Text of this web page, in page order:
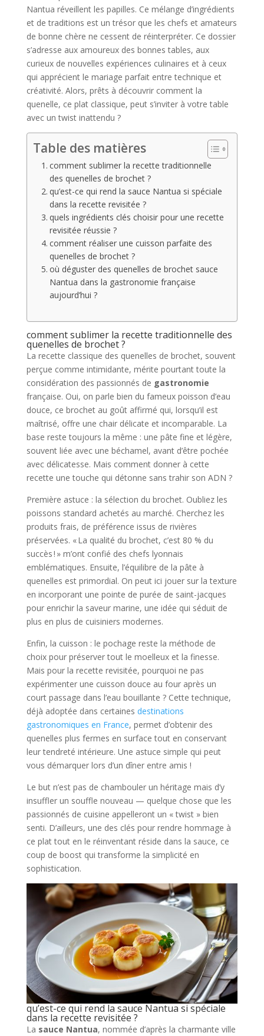
Nantua réveillent les papilles. Ce mélange d’ingrédients
et de traditions est un trésor que les chefs et amateurs
de bonne chère ne cessent de réinterpréter. Ce dossier
s’adresse aux amoureux des bonnes tables, aux
curieux de nouvelles expériences culinaires et à ceux
qui apprécient le mariage parfait entre technique et
créativité. Alors, prêts à découvrir comment la
quenelle, ce plat classique, peut s’inviter à votre table
avec un twist inattendu ?
Table des matières
comment sublimer la recette traditionnelle
des quenelles de brochet ?
qu’est-ce qui rend la sauce Nantua si spéciale
dans la recette revisitée ?
quels ingrédients clés choisir pour une recette
revisitée réussie ?
comment réaliser une cuisson parfaite des
quenelles de brochet ?
où déguster des quenelles de brochet sauce
Nantua dans la gastronomie française
aujourd’hui ?
comment sublimer la recette traditionnelle des
quenelles de brochet ?
La recette classique des quenelles de brochet, souvent
perçue comme intimidante, mérite pourtant toute la
considération des passionnés de gastronomie
française. Oui, on parle bien du fameux poisson d’eau
douce, ce brochet au goût affirmé qui, lorsqu’il est
maîtrisé, offre une chair délicate et incomparable. La
base reste toujours la même : une pâte fine et légère,
souvent liée avec une béchamel, avant d’être pochée
avec délicatesse. Mais comment donner à cette
recette une touche qui détonne sans trahir son ADN ?
Première astuce : la sélection du brochet. Oubliez les
poissons standard achetés au marché. Cherchez les
produits frais, de préférence issus de rivières
préservées. « La qualité du brochet, c’est 80 % du
succès ! » m’ont confié des chefs lyonnais
emblématiques. Ensuite, l’équilibre de la pâte à
quenelles est primordial. On peut ici jouer sur la texture
en incorporant une pointe de purée de saint-jacques
pour enrichir la saveur marine, une idée qui séduit de
plus en plus de cuisiniers modernes.
Enfin, la cuisson : le pochage reste la méthode de
choix pour préserver tout le moelleux et la finesse.
Mais pour la recette revisitée, pourquoi ne pas
expérimenter une cuisson douce au four après un
court passage dans l’eau bouillante ? Cette technique,
déjà adoptée dans certaines destinations
gastronomiques en France, permet d’obtenir des
quenelles plus fermes en surface tout en conservant
leur tendreté intérieure. Une astuce simple qui peut
vous démarquer lors d’un dîner entre amis !
Le but n’est pas de chambouler un héritage mais d’y
insuffler un souffle nouveau — quelque chose que les
passionnés de cuisine appelleront un « twist » bien
senti. D’ailleurs, une des clés pour rendre hommage à
ce plat tout en le réinventant réside dans la sauce, ce
coup de boost qui transforme la simplicité en
sophistication.
qu’est-ce qui rend la sauce Nantua si spéciale
dans la recette revisitée ?
La sauce Nantua, nommée d’après la charmante ville